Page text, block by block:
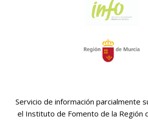
Servicio de información parcialmente
el Instituto de Fomento de la Región